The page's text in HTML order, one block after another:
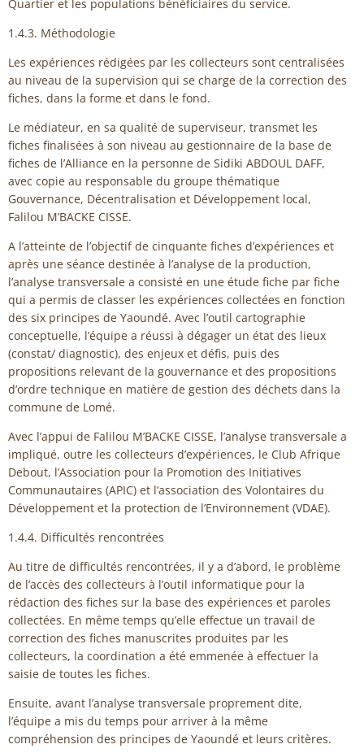
Quartier et les populations bénéficiaires du service.
1.4.3. Méthodologie
Les expériences rédigées par les collecteurs sont centralisées
au niveau de la supervision qui se charge de la correction des
fiches, dans la forme et dans le fond.
Le médiateur, en sa qualité de superviseur, transmet les
fiches finalisées à son niveau au gestionnaire de la base de
fiches de l’Alliance en la personne de Sidiki ABDOUL DAFF,
avec copie au responsable du groupe thématique
Gouvernance, Décentralisation et Développement local,
Falilou M’BACKE CISSE.
A l’atteinte de l’objectif de cinquante fiches d’expériences et
après une séance destinée à l’analyse de la production,
l’analyse transversale a consisté en une étude fiche par fiche
qui a permis de classer les expériences collectées en fonction
des six principes de Yaoundé. Avec l’outil cartographie
conceptuelle, l’équipe a réussi à dégager un état des lieux
(constat/ diagnostic), des enjeux et défis, puis des
propositions relevant de la gouvernance et des propositions
d’ordre technique en matière de gestion des déchets dans la
commune de Lomé.
Avec l’appui de Falilou M’BACKE CISSE, l’analyse transversale a
impliqué, outre les collecteurs d’expériences, le Club Afrique
Debout, l’Association pour la Promotion des Initiatives
Communautaires (APIC) et l’association des Volontaires du
Développement et la protection de l’Environnement (VDAE).
1.4.4. Difficultés rencontrées
Au titre de difficultés rencontrées, il y a d’abord, le problème
de l’accès des collecteurs à l’outil informatique pour la
rédaction des fiches sur la base des expériences et paroles
collectées. En même temps qu’elle effectue un travail de
correction des fiches manuscrites produites par les
collecteurs, la coordination a été emmenée à effectuer la
saisie de toutes les fiches.
Ensuite, avant l’analyse transversale proprement dite,
l’équipe a mis du temps pour arriver à la même
compréhension des principes de Yaoundé et leurs critères.